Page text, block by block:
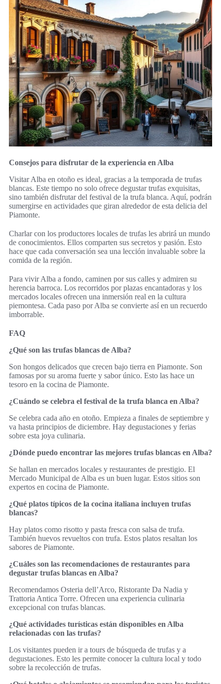
Consejos para disfrutar de la experiencia en Alba
Visitar Alba en otoño es ideal, gracias a la temporada de trufas
blancas. Este tiempo no solo ofrece degustar trufas exquisitas,
sino también disfrutar del festival de la trufa blanca. Aquí, podrán
sumergirse en actividades que giran alrededor de esta delicia del
Piamonte.
Charlar con los productores locales de trufas les abrirá un mundo
de conocimientos. Ellos comparten sus secretos y pasión. Esto
hace que cada conversación sea una lección invaluable sobre la
comida de la región.
Para vivir Alba a fondo, caminen por sus calles y admiren su
herencia barroca. Los recorridos por plazas encantadoras y los
mercados locales ofrecen una inmersión real en la cultura
piemontesa. Cada paso por Alba se convierte así en un recuerdo
imborrable.
FAQ
¿Qué son las trufas blancas de Alba?
Son hongos delicados que crecen bajo tierra en Piamonte. Son
famosas por su aroma fuerte y sabor único. Esto las hace un
tesoro en la cocina de Piamonte.
¿Cuándo se celebra el festival de la trufa blanca en Alba?
Se celebra cada año en otoño. Empieza a finales de septiembre y
va hasta principios de diciembre. Hay degustaciones y ferias
sobre esta joya culinaria.
¿Dónde puedo encontrar las mejores trufas blancas en Alba?
Se hallan en mercados locales y restaurantes de prestigio. El
Mercado Municipal de Alba es un buen lugar. Estos sitios son
expertos en cocina de Piamonte.
¿Qué platos típicos de la cocina italiana incluyen trufas
blancas?
Hay platos como risotto y pasta fresca con salsa de trufa.
También huevos revueltos con trufa. Estos platos resaltan los
sabores de Piamonte.
¿Cuáles son las recomendaciones de restaurantes para
degustar trufas blancas en Alba?
Recomendamos Osteria dell’Arco, Ristorante Da Nadia y
Trattoria Antica Torre. Ofrecen una experiencia culinaria
excepcional con trufas blancas.
¿Qué actividades turísticas están disponibles en Alba
relacionadas con las trufas?
Los visitantes pueden ir a tours de búsqueda de trufas y a
degustaciones. Esto les permite conocer la cultura local y todo
sobre la recolección de trufas.